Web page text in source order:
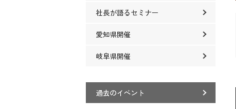
社長が語るセミナー
愛知県開催
岐阜県開催
過去のイベント